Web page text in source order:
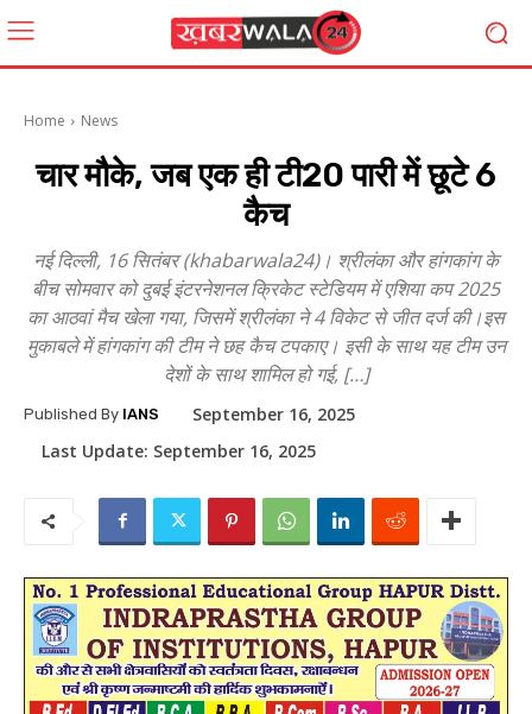
Home News
चार मौके, जब एक ही टी20 पारी में छूटे 6
कैच
नई दिल्ली, 16 सितंबर (khabarwala24)। श्रीलंका और हांगकांग के
बीच सोमवार को दुबई इंटरनेशनल क्रिकेट स्टेडियम में एशिया कप 2025
का आठवां मैच खेला गया, जिसमें श्रीलंका ने 4 विकेट से जीत दर्ज की।इस
मुकाबले में हांगकांग की टीम ने छह कैच टपकाए। इसी के साथ यह टीम उन
देशों के साथ शामिल हो गई, […]
Published By IANS
September 16, 2025
Last Update: September 16, 2025